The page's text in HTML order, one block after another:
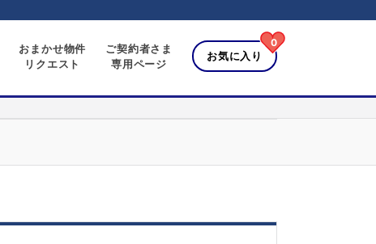
おまかせ物件
リクエスト
ご契約者さま
専用ページ
お気に入り
0